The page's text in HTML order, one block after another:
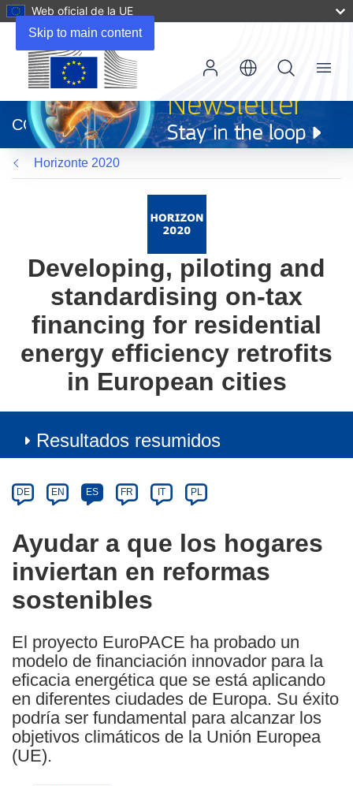
Skip to main content
Web oficial de la UE
abrirá
en
una
nueva
ventana)
CORDIS
Menu
Horizonte 2020
Developing, piloting and
standardising on-tax
financing for residential
energy efficiency retrofits
in European cities
Resultados resumidos
Category
Article
available
the
following
languages:
DE EN ES FR IT PL
Ayudar a que los hogares
inviertan en reformas
sostenibles
El proyecto EuroPACE ha probado un
modelo de financiación innovador para la
eficacia energética que se está aplicando
en diferentes ciudades de Europa. Su éxito
podría ser fundamental para alcanzar los
objetivos climáticos de la Unión Europea
(UE).